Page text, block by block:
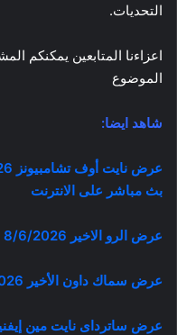
التحديات.
اعزاءنا المتابعين يمكنكم
الموضوع
شاهد ايضا:
بث مباشر على الانترنت
عرض الرو الاخير 8/6/2026 مترجم كامل
عرض سماك داون الأخير 26/6/2026 كامل